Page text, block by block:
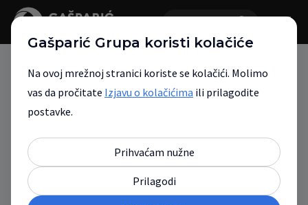
Gašparić Grupa
Vaš partner za mobilnost.
+
Gašparić Grupa koristi kolačiće
Na ovoj mrežnoj stranici koriste se kolačići. Molimo
vas da pročitate Izjavu o kolačićima ili prilagodite
postavke.
Prihvaćam nužne
Prilagodi